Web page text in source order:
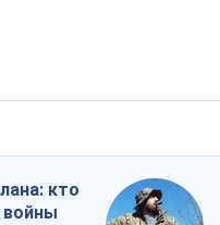
кто
войны